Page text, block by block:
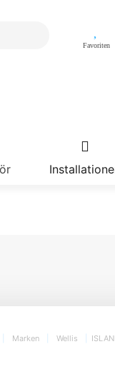
Favoriten
Marken Wellis